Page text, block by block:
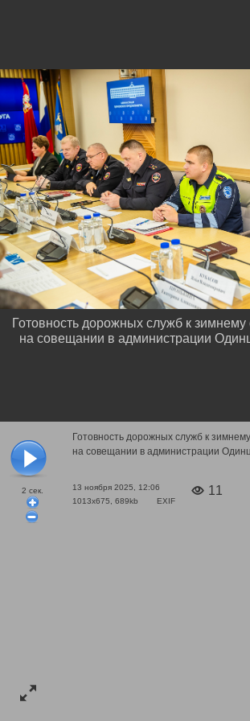
2 сек.
Готовность дорожных служб к
на совещании в администрации
13 ноября 2025, 12:06
1013x675, 689kb
EXIF
11
Готовность дорожных служб к зимнему
на совещании в администрации